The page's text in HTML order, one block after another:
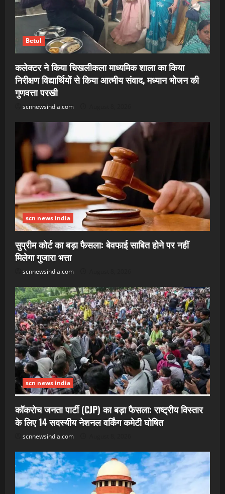
Betul
कलेक्टर ने किया चिखलीकला माध्यमिक शाला का किया
निरीक्षण विद्यार्थियों से किया आत्मीय संवाद, मध्यान भोजन की
गुणवत्ता परखी
scnnewsindia.com
scn news india
सुप्रीम कोर्ट का बड़ा फैसला: बेवफाई साबित होने पर नहीं
मिलेगा गुजारा भत्ता
scnnewsindia.com
scn news india
कॉकरोच जनता पार्टी (CJP) का बड़ा फैसला: राष्ट्रीय विस्तार
के लिए 14 सदस्यीय नेशनल वर्किंग कमेटी घोषित
scnnewsindia.com